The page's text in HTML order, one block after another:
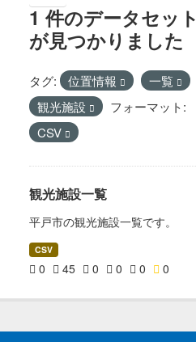
1 件のデータセット
が見つかりました
タグ: 位置情報
一覧
観光施設
フォーマット:
CSV
観光施設一覧
平戸市の観光施設一覧です。
CSV
0 45 0 0 0 0